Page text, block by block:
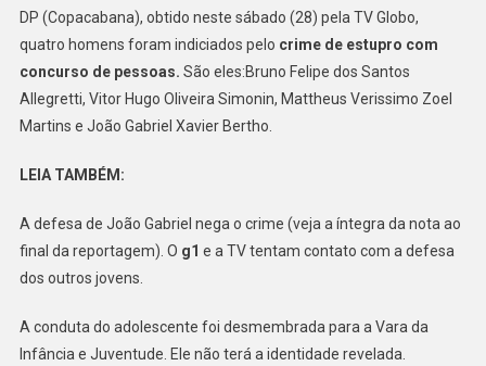
A
Mãe
A
Vê
DP (Copacabana), obtido neste sábado (28) pela TV Globo,
quatro homens foram indiciados pelo crime de estupro com
concurso de pessoas. São eles:Bruno Felipe dos Santos
Allegretti, Vitor Hugo Oliveira Simonin, Mattheus Verissimo Zoel
Martins e João Gabriel Xavier Bertho.
LEIA TAMBÉM:
A defesa de João Gabriel nega o crime (veja a íntegra da nota ao
final da reportagem). O g1 e a TV tentam contato com a defesa
dos outros jovens.
A conduta do adolescente foi desmembrada para a Vara da
Infância e Juventude. Ele não terá a identidade revelada.